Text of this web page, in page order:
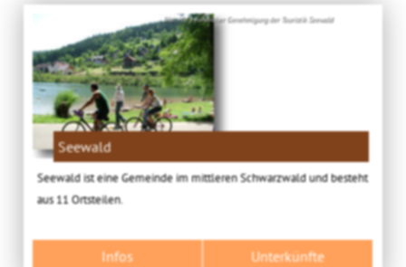
Bild: Mit freundlicher Genehmigung der Touristik Seewald
Seewald
Seewald ist eine Gemeinde im mittleren Schwarzwald und besteht
aus 11 Ortsteilen.
Infos Unterkünfte